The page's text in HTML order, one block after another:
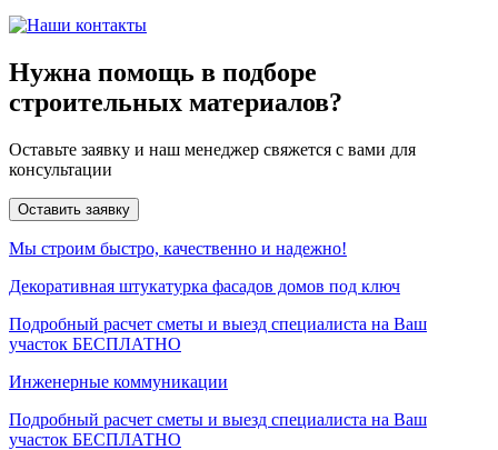
Нужна помощь в подборе
строительных материалов?
Оставьте заявку и наш менеджер свяжется с вами для
консультации
Оставить заявку
Мы строим быстро, качественно и надежно!
Декоративная штукатурка фасадов домов под ключ
Подробный расчет сметы и выезд специалиста на Ваш
участок БЕСПЛАТНО
Инженерные коммуникации
Подробный расчет сметы и выезд специалиста на Ваш
участок БЕСПЛАТНО